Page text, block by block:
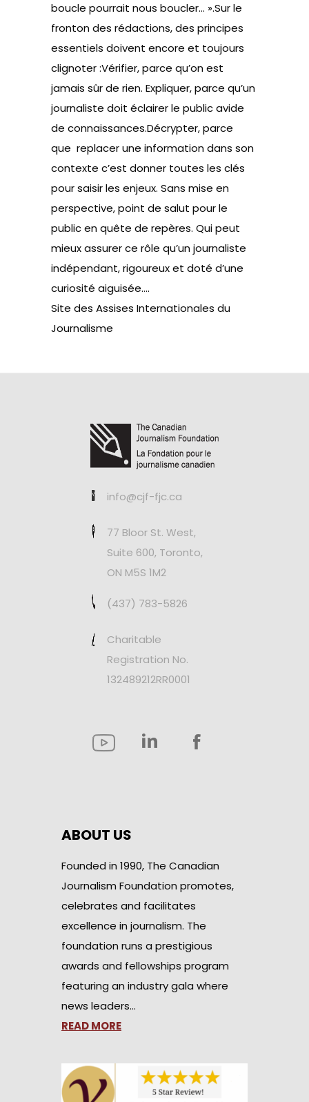
boucle pourrait nous boucler… ».Sur le
fronton des rédactions, des principes
essentiels doivent encore et toujours
clignoter :Vérifier, parce qu’on est
jamais sûr de rien. Expliquer, parce qu’un
journaliste doit éclairer le public avide
de connaissances.Décrypter, parce
que replacer une information dans son
contexte c’est donner toutes les clés
pour saisir les enjeux. Sans mise en
perspective, point de salut pour le
public en quête de repères. Qui peut
mieux assurer ce rôle qu’un journaliste
indépendant, rigoureux et doté d’une
curiosité aiguisée….
Site des Assises Internationales du
Journalisme
info@cjf-fjc.ca
77 Bloor St. West,
Suite 600, Toronto,
ON M5S 1M2
(437) 783-5826
Charitable
Registration No.
132489212RR0001
ABOUT US
Founded in 1990, The Canadian
Journalism Foundation promotes,
celebrates and facilitates
excellence in journalism. The
foundation runs a prestigious
awards and fellowships program
featuring an industry gala where
news leaders…
READ MORE